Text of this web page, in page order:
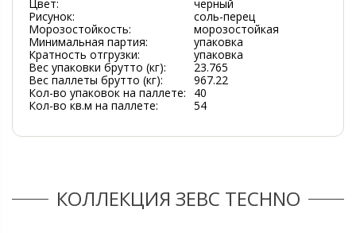
Цвет:
черный
Рисунок:
соль-перец
Морозостойкость:
морозостойкая
Минимальная партия:
упаковка
Кратность отгрузки:
упаковка
Вес упаковки брутто (кг):
23.765
Вес паллеты брутто (кг):
967.22
Кол-во упаковок на паллете:
40
Кол-во кв.м на паллете:
54
КОЛЛЕКЦИЯ ЗЕВС TECHNO